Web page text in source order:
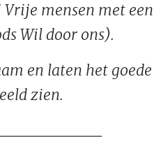
mensen met een
Wil door ons).
en laten het goede
zien.